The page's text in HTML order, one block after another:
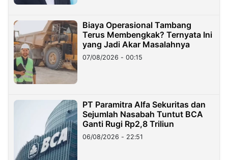
Biaya Operasional Tambang
Terus Membengkak? Ternyata Ini
yang Jadi Akar Masalahnya
07/08/2026 - 00:15
PT Paramitra Alfa Sekuritas dan
Sejumlah Nasabah Tuntut BCA
Ganti Rugi Rp2,8 Triliun
06/08/2026 - 22:51